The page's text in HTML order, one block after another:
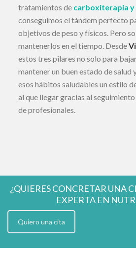
tratamientos de carboxiterapia
conseguimos el tándem perfecto
objetivos de peso y físicos. Pero
mantenerlos en el tiempo. Desde
estos tres pilares no solo para
mantener un buen estado de salud
esos hábitos saludables un estilo
al que llegar gracias al
de profesionales.
¿QUIERES CONCRETAR UNA
EXPERTA EN
Quiero una cita